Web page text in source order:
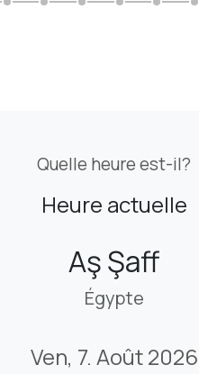
Quelle heure est-il?
Heure actuelle
Aş Şaff
Égypte
Ven, 7. Août 2026